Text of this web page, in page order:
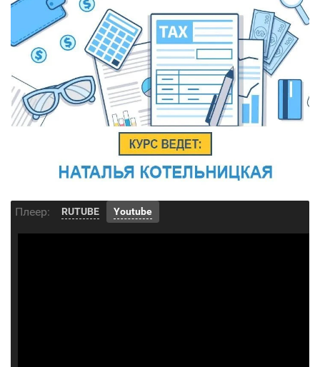
Плеер: RUTUBE Youtube